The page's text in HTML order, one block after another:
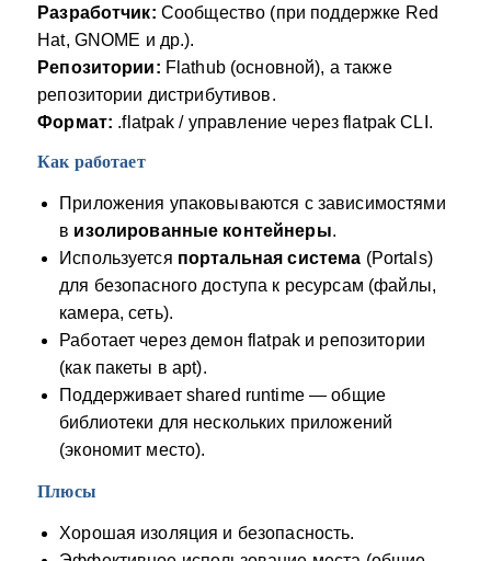
Разработчик: Сообщество (при поддержке Red
Hat, GNOME и др.).
Репозитории: Flathub (основной), а также
репозитории дистрибутивов.
Формат: .flatpak / управление через flatpak CLI.
Как работает
Приложения упаковываются с зависимостями
в изолированные контейнеры.
Используется портальная система (Portals)
для безопасного доступа к ресурсам (файлы,
камера, сеть).
Работает через демон flatpak и репозитории
(как пакеты в apt).
Поддерживает shared runtime — общие
библиотеки для нескольких приложений
(экономит место).
Плюсы
Хорошая изоляция и безопасность.